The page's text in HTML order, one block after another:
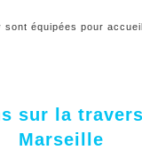
équipées pour
sur la
Marseille